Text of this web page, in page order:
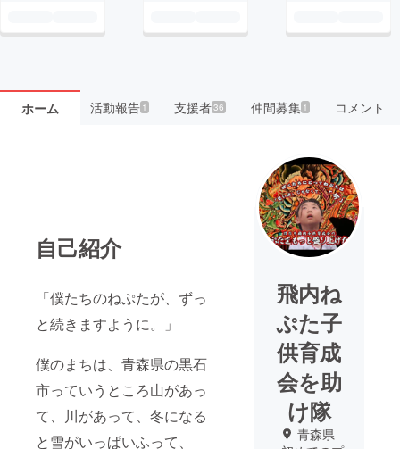
ホーム 活動報告1 支援者36 仲間募集 1 コメント
自己紹介
「僕たちのねぷたが、ずっ
と続きますように。」
僕のまちは、青森県の黒石
市っていうところ山があっ
て、川があって、冬になる
と雪がいっぱいふって、
飛内ね
ぷた子
供育成
会を助
け隊
青森県